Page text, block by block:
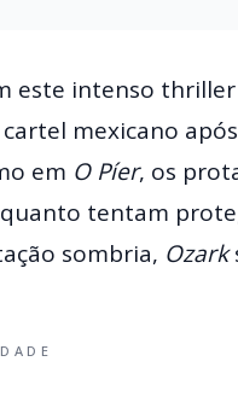
este intenso
mexicano
em O Píer, os
tentam
sombria, Ozark